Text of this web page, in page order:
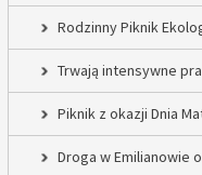
Rodzinny Piknik
Trwają intensywne
Piknik z okazji Dnia
Droga w Emilianowie